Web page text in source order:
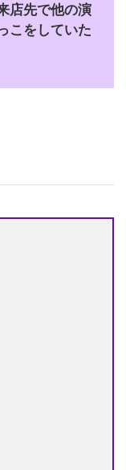
店先で他の演
こをしていた